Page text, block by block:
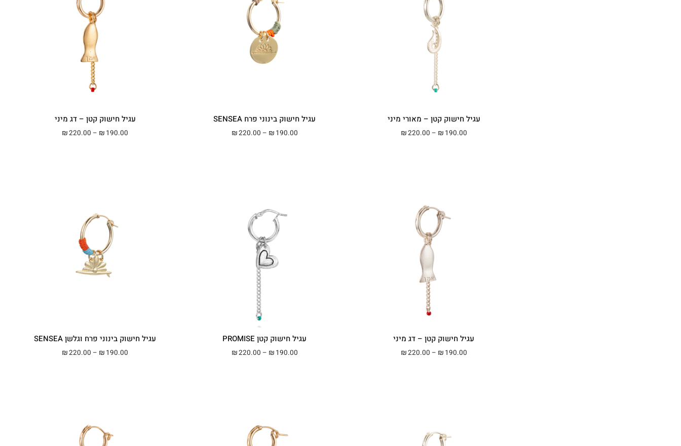
עגיל חישוק קטן – מאורי מיני
₪ 190.00
–
₪220.00
עגיל חישוק בינוני פרח SENSEA
₪ 190.00
–
₪220.00
עגיל חישוק קטן – דג מיני
₪ 190.00
–
₪220.00 טווח מחירים: ⁦₪190.00⁩ עד ⁦₪220.00⁩
עגיל חישוק קטן – דג מיני
₪ 190.00
–
₪220.00
עגיל חישוק קטן PROMISE
₪ 190.00
–
₪220.00
עגיל חישוק בינוני פרח וגלשן SENSEA
₪ 190.00
–
₪220.00 טווח מחירים: ⁦₪190.00⁩ עד ⁦₪220.00⁩